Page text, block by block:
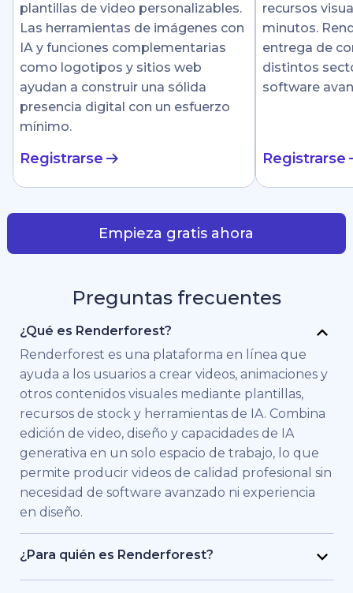
plantillas de video personalizables.
Las herramientas de imágenes con
IA y funciones complementarias
como logotipos y sitios web
ayudan a construir una sólida
presencia digital con un esfuerzo
mínimo.
Registrarse
recursos
minutos.
entrega de
distintos
software
Registrarse
Empieza gratis ahora
Preguntas frecuentes
¿Qué es Renderforest?
Renderforest es una plataforma en línea que
ayuda a los usuarios a crear videos, animaciones y
otros contenidos visuales mediante plantillas,
recursos de stock y herramientas de IA. Combina
edición de video, diseño y capacidades de IA
generativa en un solo espacio de trabajo, lo que
permite producir videos de calidad profesional sin
necesidad de software avanzado ni experiencia
en diseño.
¿Para quién es Renderforest?
Renderforest está pensado para personas y